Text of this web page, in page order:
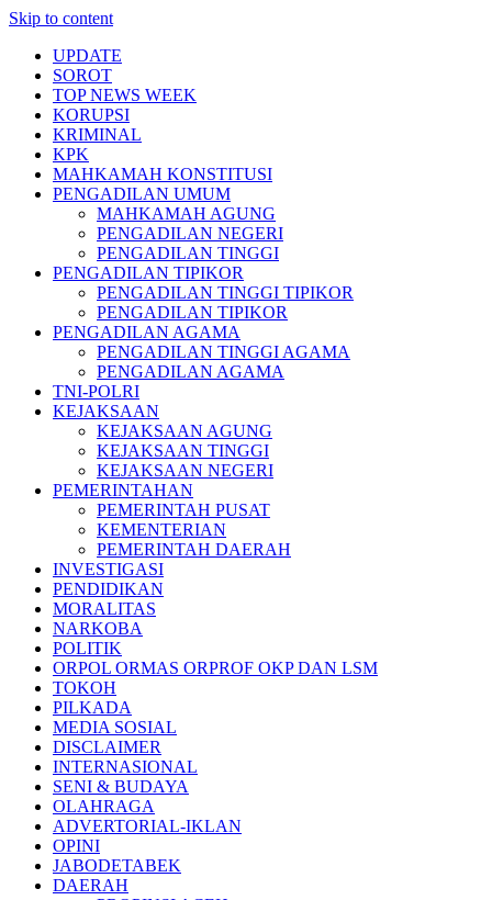
Skip to content
UPDATE
SOROT
TOP NEWS WEEK
KORUPSI
KRIMINAL
KPK
MAHKAMAH KONSTITUSI
PENGADILAN UMUM
MAHKAMAH AGUNG
PENGADILAN NEGERI
PENGADILAN TINGGI
PENGADILAN TIPIKOR
PENGADILAN TINGGI TIPIKOR
PENGADILAN TIPIKOR
PENGADILAN AGAMA
PENGADILAN TINGGI AGAMA
PENGADILAN AGAMA
TNI-POLRI
KEJAKSAAN
KEJAKSAAN AGUNG
KEJAKSAAN TINGGI
KEJAKSAAN NEGERI
PEMERINTAHAN
PEMERINTAH PUSAT
KEMENTERIAN
PEMERINTAH DAERAH
INVESTIGASI
PENDIDIKAN
MORALITAS
NARKOBA
POLITIK
ORPOL ORMAS ORPROF OKP DAN LSM
TOKOH
PILKADA
MEDIA SOSIAL
DISCLAIMER
INTERNASIONAL
SENI & BUDAYA
OLAHRAGA
ADVERTORIAL-IKLAN
OPINI
JABODETABEK
DAERAH